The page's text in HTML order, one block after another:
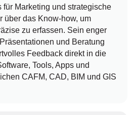
für Marketing und strategische
über das Know-how, um
zu erfassen. Sein enger
und Beratung
Feedback direkt in die
Tools, Apps und
CAFM, CAD, BIM und GIS